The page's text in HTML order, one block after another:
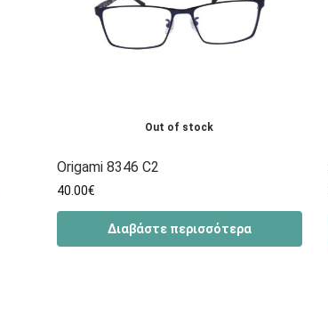
Out of stock
Origami 8346 C2
40.00€
Διαβάστε περισσότερα